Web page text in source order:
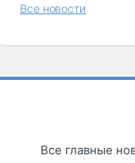
Все новости
Все главные